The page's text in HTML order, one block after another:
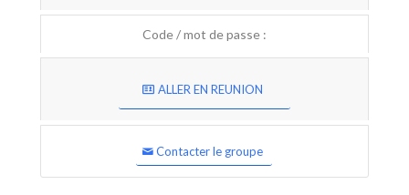
Code / mot de passe :
ALLER EN REUNION
Contacter le groupe